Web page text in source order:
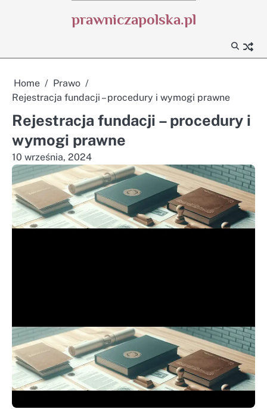
prawniczapolska.pl
Home
Prawo
Rejestracja fundacji – procedury i wymogi prawne
Rejestracja fundacji – procedury i
wymogi prawne
10 września, 2024